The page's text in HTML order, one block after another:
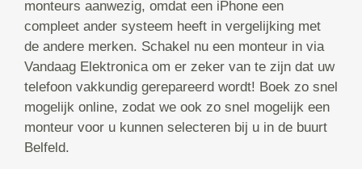
monteurs aanwezig, omdat een iPhone een
compleet ander systeem heeft in vergelijking met
de andere merken. Schakel nu een monteur in via
Vandaag Elektronica om er zeker van te zijn dat uw
telefoon vakkundig gerepareerd wordt! Boek zo snel
mogelijk online, zodat we ook zo snel mogelijk een
monteur voor u kunnen selecteren bij u in de buurt
Belfeld.